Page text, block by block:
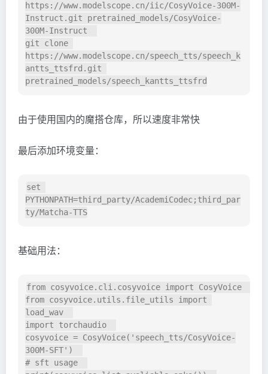
https://www.modelscope.cn/iic/CosyVoice-300M-
Instruct.git pretrained_models/CosyVoice-
300M-Instruct
git clone
https://www.modelscope.cn/speech_tts/speech_k
antts_ttsfrd.git
由于使用国内的魔搭仓库，所以速度非常快
最后添加环境变量：
set
PYTHONPATH=third_party/AcademiCodec;third_par
基础用法：
from cosyvoice.cli.cosyvoice import CosyVoice
from cosyvoice.utils.file_utils import
load_wav
import torchaudio
cosyvoice = CosyVoice('speech_tts/CosyVoice-
300M-SFT')
# sft usage